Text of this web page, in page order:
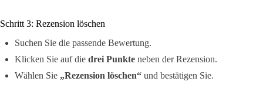
Schritt 3: Rezension löschen
Suchen Sie die passende Bewertung.
Klicken Sie auf die drei Punkte neben der Rezension.
Wählen Sie „Rezension löschen“ und bestätigen Sie.